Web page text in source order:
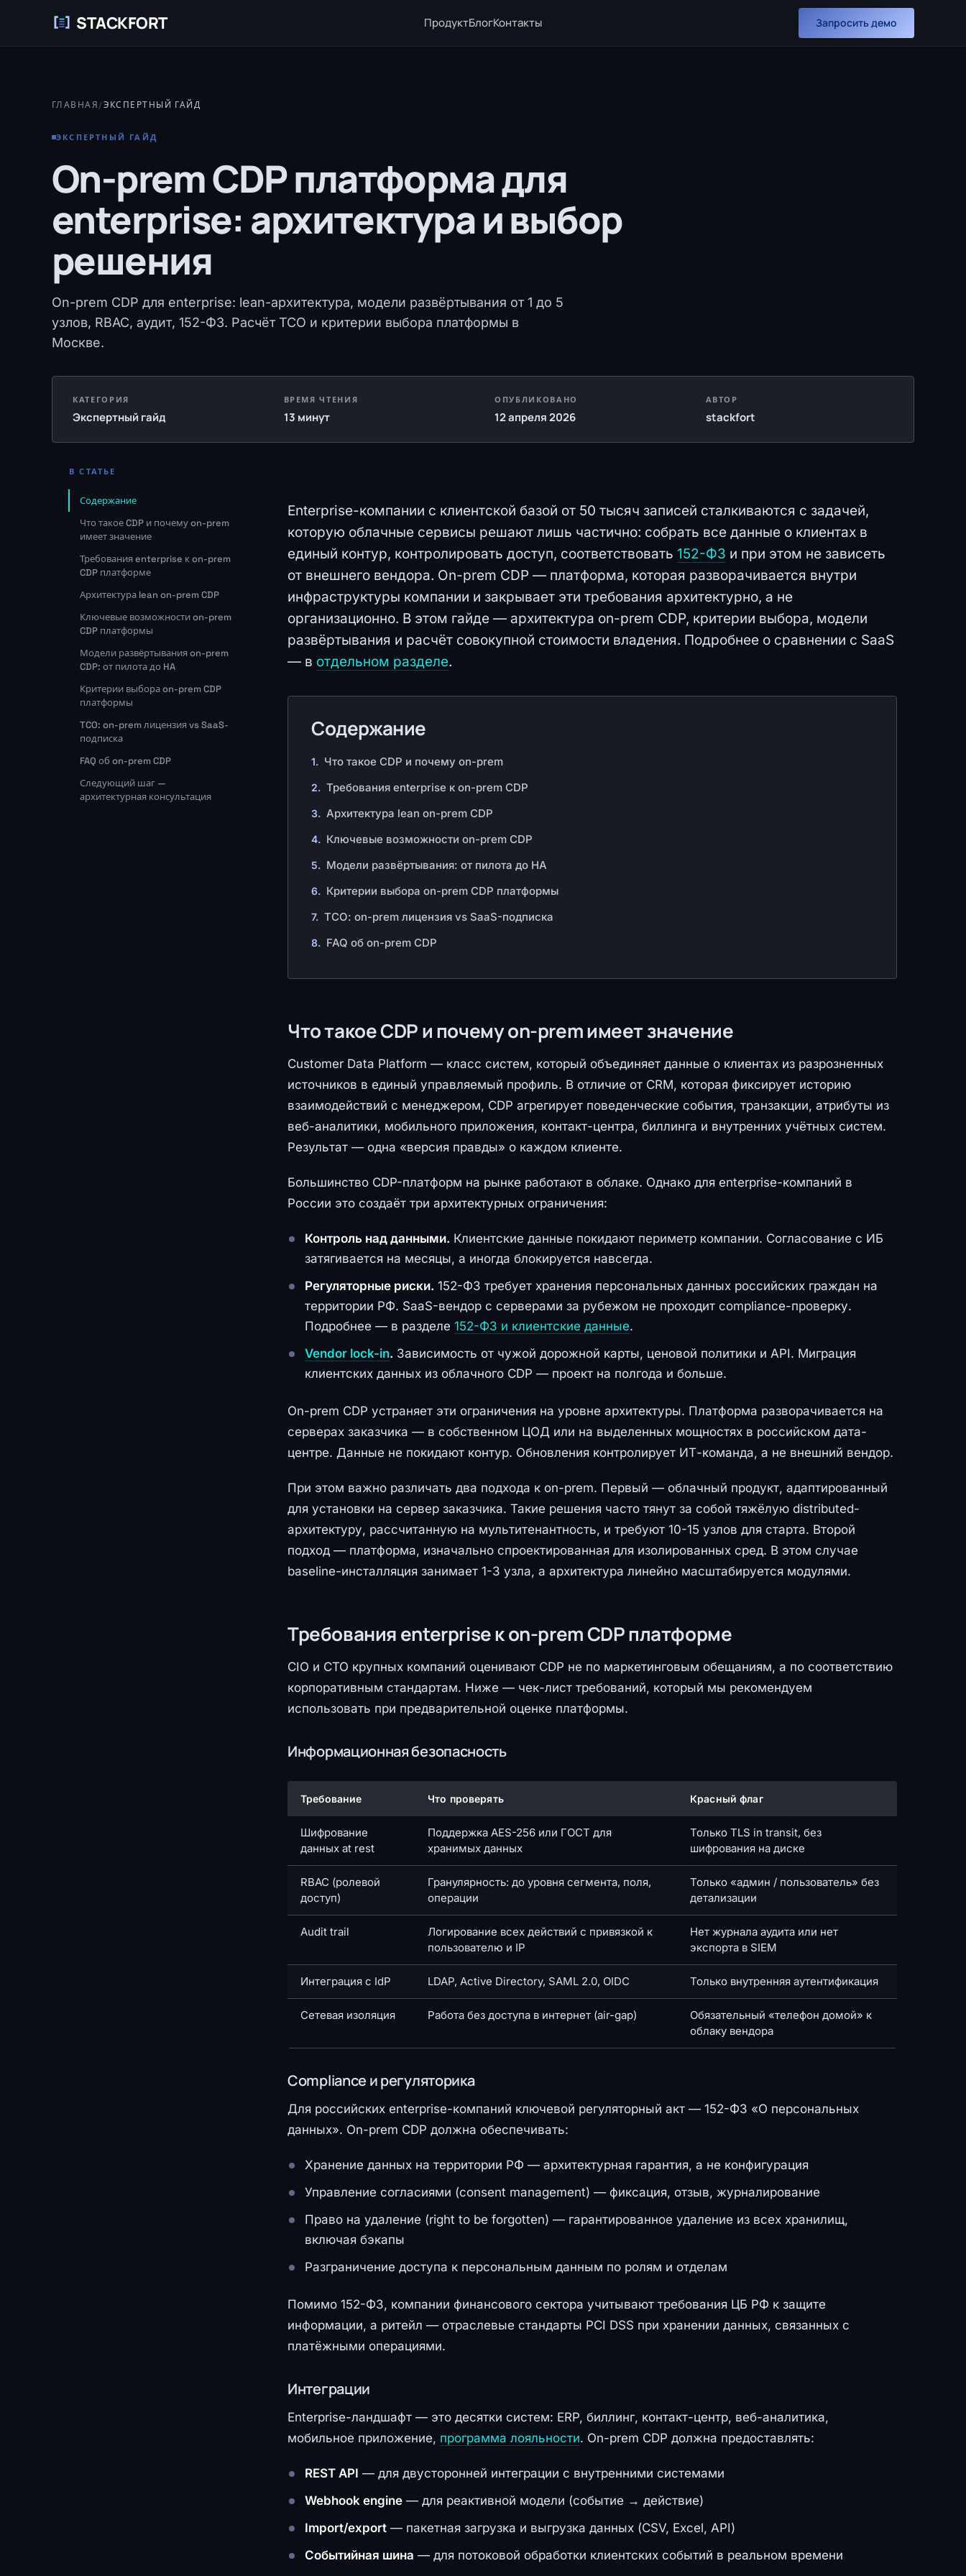
STACKFORT ПродуктБлогКонтакты Запросить демо
ГЛАВНАЯ/ЭКСПЕРТНЫЙ ГАЙД
ЭКСПЕРТНЫЙ ГАЙД
On-prem CDP платформа для
enterprise: архитектура и выбор
решения
On-prem CDP для enterprise: lean-архитектура, модели развёртывания от 1 до 5
узлов, RBAC, аудит, 152-ФЗ. Расчёт TCO и критерии выбора платформы в
Москве.
КАТЕГОРИЯ
Экспертный гайд
ВРЕМЯ ЧТЕНИЯ
13 минут
ОПУБЛИКОВАНО
12 апреля 2026
АВТОР
stackfort
В СТАТЬЕ
Содержание
Что такое CDP и почему on-prem
имеет значение
Требования enterprise к on-prem
CDP платформе
Архитектура lean on-prem CDP
Ключевые возможности on-prem
CDP платформы
Модели развёртывания on-prem
CDP: от пилота до HA
Критерии выбора on-prem CDP
платформы
TCO: on-prem лицензия vs SaaS-
подписка
FAQ об on-prem CDP
Следующий шаг —
архитектурная консультация
Enterprise-компании с клиентской базой от 50 тысяч записей сталкиваются с задачей,
которую облачные сервисы решают лишь частично: собрать все данные о клиентах в
единый контур, контролировать доступ, соответствовать 152-ФЗ и при этом не зависеть
от внешнего вендора. On-prem CDP — платформа, которая разворачивается внутри
инфраструктуры компании и закрывает эти требования архитектурно, а не
организационно. В этом гайде — архитектура on-prem CDP, критерии выбора, модели
развёртывания и расчёт совокупной стоимости владения. Подробнее о сравнении с SaaS
— в отдельном разделе.
Содержание
Что такое CDP и почему on-prem
Требования enterprise к on-prem CDP
Архитектура lean on-prem CDP
Ключевые возможности on-prem CDP
Модели развёртывания: от пилота до HA
Критерии выбора on-prem CDP платформы
TCO: on-prem лицензия vs SaaS-подписка
FAQ об on-prem CDP
Что такое CDP и почему on-prem имеет значение
Customer Data Platform — класс систем, который объединяет данные о клиентах из разрозненных
источников в единый управляемый профиль. В отличие от CRM, которая фиксирует историю
взаимодействий с менеджером, CDP агрегирует поведенческие события, транзакции, атрибуты из
веб-аналитики, мобильного приложения, контакт-центра, биллинга и внутренних учётных систем.
Результат — одна «версия правды» о каждом клиенте.
Большинство CDP-платформ на рынке работают в облаке. Однако для enterprise-компаний в
России это создаёт три архитектурных ограничения:
Контроль над данными. Клиентские данные покидают периметр компании. Согласование с ИБ
затягивается на месяцы, а иногда блокируется навсегда.
Регуляторные риски. 152-ФЗ требует хранения персональных данных российских граждан на
территории РФ. SaaS-вендор с серверами за рубежом не проходит compliance-проверку.
Подробнее — в разделе 152-ФЗ и клиентские данные.
Vendor lock-in. Зависимость от чужой дорожной карты, ценовой политики и API. Миграция
клиентских данных из облачного CDP — проект на полгода и больше.
On-prem CDP устраняет эти ограничения на уровне архитектуры. Платформа разворачивается на
серверах заказчика — в собственном ЦОД или на выделенных мощностях в российском дата-
центре. Данные не покидают контур. Обновления контролирует ИТ-команда, а не внешний вендор.
При этом важно различать два подхода к on-prem. Первый — облачный продукт, адаптированный
для установки на сервер заказчика. Такие решения часто тянут за собой тяжёлую distributed-
архитектуру, рассчитанную на мультитенантность, и требуют 10-15 узлов для старта. Второй
подход — платформа, изначально спроектированная для изолированных сред. В этом случае
baseline-инсталляция занимает 1-3 узла, а архитектура линейно масштабируется модулями.
Требования enterprise к on-prem CDP платформе
CIO и CTO крупных компаний оценивают CDP не по маркетинговым обещаниям, а по соответствию
корпоративным стандартам. Ниже — чек-лист требований, который мы рекомендуем
использовать при предварительной оценке платформы.
Информационная безопасность
Требование Что проверять Красный флаг
Шифрование
данных at rest
Поддержка AES-256 или ГОСТ для
хранимых данных
Только TLS in transit, без
шифрования на диске
RBAC (ролевой
доступ)
Гранулярность: до уровня сегмента, поля,
операции
Только «админ / пользователь» без
детализации
Audit trail
Логирование всех действий с привязкой к
пользователю и IP
Нет журнала аудита или нет
экспорта в SIEM
Интеграция с IdP LDAP, Active Directory, SAML 2.0, OIDC Только внутренняя аутентификация
Сетевая изоляция Работа без доступа в интернет (air-gap)
Обязательный «телефон домой» к
облаку вендора
Compliance и регуляторика
Для российских enterprise-компаний ключевой регуляторный акт — 152-ФЗ «О персональных
данных». On-prem CDP должна обеспечивать:
Хранение данных на территории РФ — архитектурная гарантия, а не конфигурация
Управление согласиями (consent management) — фиксация, отзыв, журналирование
Право на удаление (right to be forgotten) — гарантированное удаление из всех хранилищ,
включая бэкапы
Разграничение доступа к персональным данным по ролям и отделам
Помимо 152-ФЗ, компании финансового сектора учитывают требования ЦБ РФ к защите
информации, а ритейл — отраслевые стандарты PCI DSS при хранении данных, связанных с
платёжными операциями.
Интеграции
Enterprise-ландшафт — это десятки систем: ERP, биллинг, контакт-центр, веб-аналитика,
мобильное приложение, программа лояльности. On-prem CDP должна предоставлять:
REST API — для двусторонней интеграции с внутренними системами
Webhook engine — для реактивной модели (событие → действие)
Import/export — пакетная загрузка и выгрузка данных (CSV, Excel, API)
Событийная шина — для потоковой обработки клиентских событий в реальном времени